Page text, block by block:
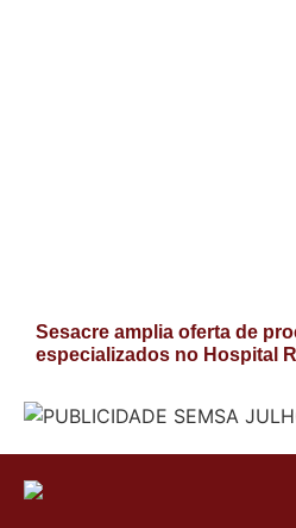
Sesacre amplia oferta de
especializados no Hospital